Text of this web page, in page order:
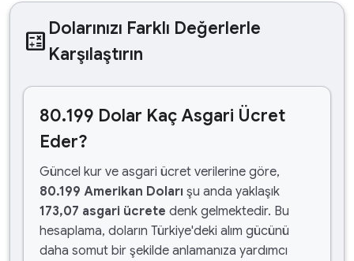
calculate Dolarınızı Farklı Değerlerle
Karşılaştırın
80.199 Dolar Kaç Asgari Ücret
Eder?
Güncel kur ve asgari ücret verilerine göre,
80.199 Amerikan Doları şu anda yaklaşık
173,07 asgari ücrete denk gelmektedir. Bu
hesaplama, doların Türkiye'deki alım gücünü
daha somut bir şekilde anlamanıza yardımcı